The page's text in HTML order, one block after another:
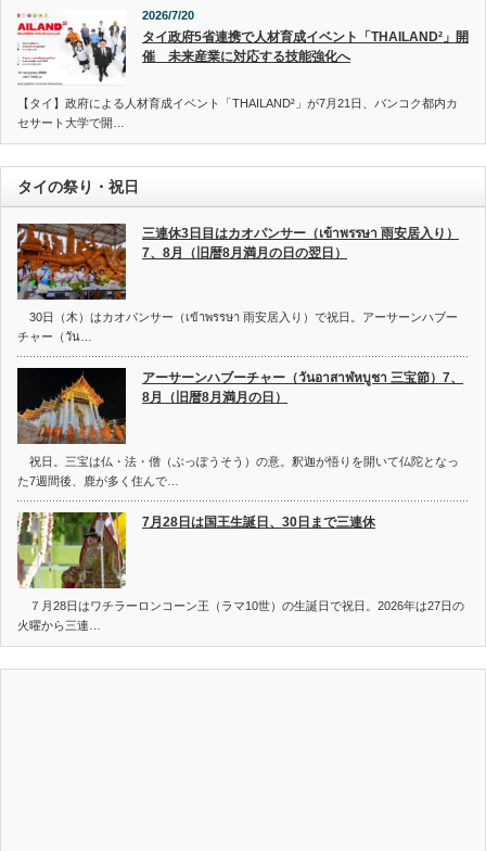
2026/7/20
タイ政府5省連携で人材育成イベント「THAILAND²」開
催 未来産業に対応する技能強化へ
【タイ】政府による人材育成イベント「THAILAND²」が7月21日、バンコク都内カ
セサート大学で開…
タイの祭り・祝日
三連休3日目はカオパンサー（เข้าพรรษา 雨安居入り）
7、8月（旧暦8月満月の日の翌日）
30日（木）はカオパンサー（เข้าพรรษา 雨安居入り）で祝日。アーサーンハブー
チャー（วัน…
アーサーンハブーチャー（วันอาสาฬหบูชา 三宝節）7、
8月（旧暦8月満月の日）
祝日。三宝は仏・法・僧（ぶっぽうそう）の意。釈迦が悟りを開いて仏陀となっ
た7週間後、鹿が多く住んで…
7月28日は国王生誕日、30日まで三連休
７月28日はワチラーロンコーン王（ラマ10世）の生誕日で祝日。2026年は27日の
火曜から三連…